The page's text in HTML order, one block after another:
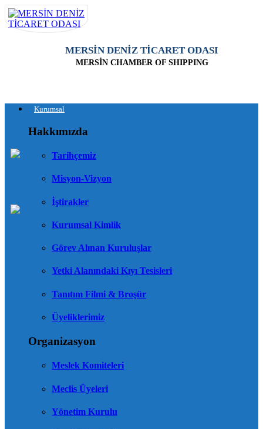
MERSİN DENİZ TİCARET ODASI
MERSİN CHAMBER OF SHIPPING
Kurumsal
Hakkımızda
Tarihçemiz
Misyon-Vizyon
İştirakler
Kurumsal Kimlik
Görev Alınan Kuruluşlar
Yetki Alanındaki Kıyı Tesisleri
Tanıtım Filmi & Broşür
Üyeliklerimiz
Organizasyon
Meslek Komiteleri
Meclis Üyeleri
Yönetim Kurulu